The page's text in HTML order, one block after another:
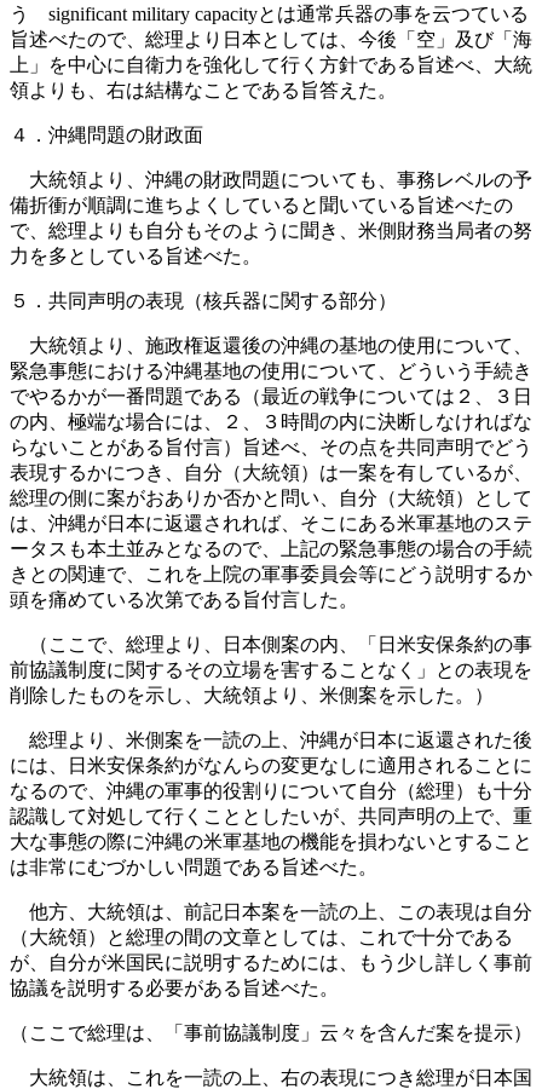
う significant military capacityとは通常兵器の事を云つている
旨述べたので、総理より日本としては、今後「空」及び「海
上」を中心に自衛力を強化して行く方針である旨述べ、大統
領よりも、右は結構なことである旨答えた。
４．沖縄問題の財政面
大統領より、沖縄の財政問題についても、事務レベルの予
備折衝が順調に進ちよくしていると聞いている旨述べたの
で、総理よりも自分もそのように聞き、米側財務当局者の努
力を多としている旨述べた。
５．共同声明の表現（核兵器に関する部分）
大統領より、施政権返還後の沖縄の基地の使用について、
緊急事態における沖縄基地の使用について、どういう手続き
でやるかが一番問題である（最近の戦争については２、３日
の内、極端な場合には、２、３時間の内に決断しなければな
らないことがある旨付言）旨述べ、その点を共同声明でどう
表現するかにつき、自分（大統領）は一案を有しているが、
総理の側に案がおありか否かと問い、自分（大統領）として
は、沖縄が日本に返還されれば、そこにある米軍基地のステ
ータスも本土並みとなるので、上記の緊急事態の場合の手続
きとの関連で、これを上院の軍事委員会等にどう説明するか
頭を痛めている次第である旨付言した。
（ここで、総理より、日本側案の内、「日米安保条約の事
前協議制度に関するその立場を害することなく」との表現を
削除したものを示し、大統領より、米側案を示した。）
総理より、米側案を一読の上、沖縄が日本に返還された後
には、日米安保条約がなんらの変更なしに適用されることに
なるので、沖縄の軍事的役割りについて自分（総理）も十分
認識して対処して行くこととしたいが、共同声明の上で、重
大な事態の際に沖縄の米軍基地の機能を損わないとすること
は非常にむづかしい問題である旨述べた。
他方、大統領は、前記日本案を一読の上、この表現は自分
（大統領）と総理の間の文章としては、これで十分である
が、自分が米国民に説明するためには、もう少し詳しく事前
協議を説明する必要がある旨述べた。
（ここで総理は、「事前協議制度」云々を含んだ案を提示）
大統領は、これを一読の上、右の表現につき総理が日本国